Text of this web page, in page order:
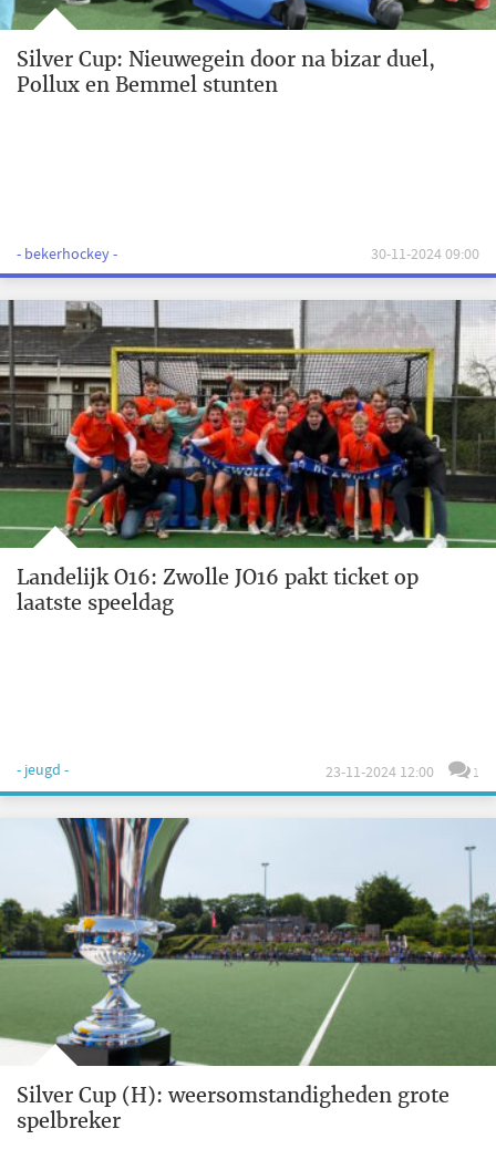
Silver Cup: Nieuwegein door na bizar duel,
Pollux en Bemmel stunten
- bekerhockey - 30-11-2024 09:00
Landelijk O16: Zwolle JO16 pakt ticket op
laatste speeldag
- jeugd - 23-11-2024 12:00 1
Silver Cup (H): weersomstandigheden grote
spelbreker